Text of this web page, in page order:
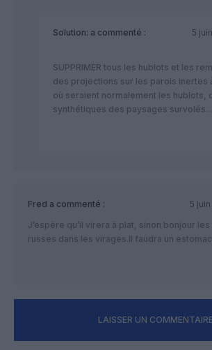
Solution: a commenté :
5
SUPPRIMER tous les hublots et les
des projections sur les parois inertes
où seraient normalement les hublots,
synthétiques des paysages survolés…
Fred a commenté :
5
J’espère qu’il virera à plat, sinon bonjour
russes dans les virages.Il faudra un
LAISSER UN COMMENTAIRE